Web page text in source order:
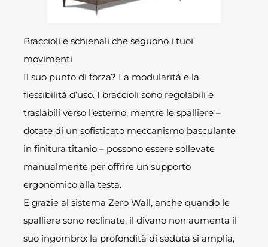
Braccioli e schienali che seguono i tuoi
movimenti
Il suo punto di forza? La modularità e la
flessibilità d’uso. I braccioli sono regolabili e
traslabili verso l’esterno, mentre le spalliere –
dotate di un sofisticato meccanismo basculante
in finitura titanio – possono essere sollevate
manualmente per offrire un supporto
ergonomico alla testa.
E grazie al sistema Zero Wall, anche quando le
spalliere sono reclinate, il divano non aumenta il
suo ingombro: la profondità di seduta si amplia,